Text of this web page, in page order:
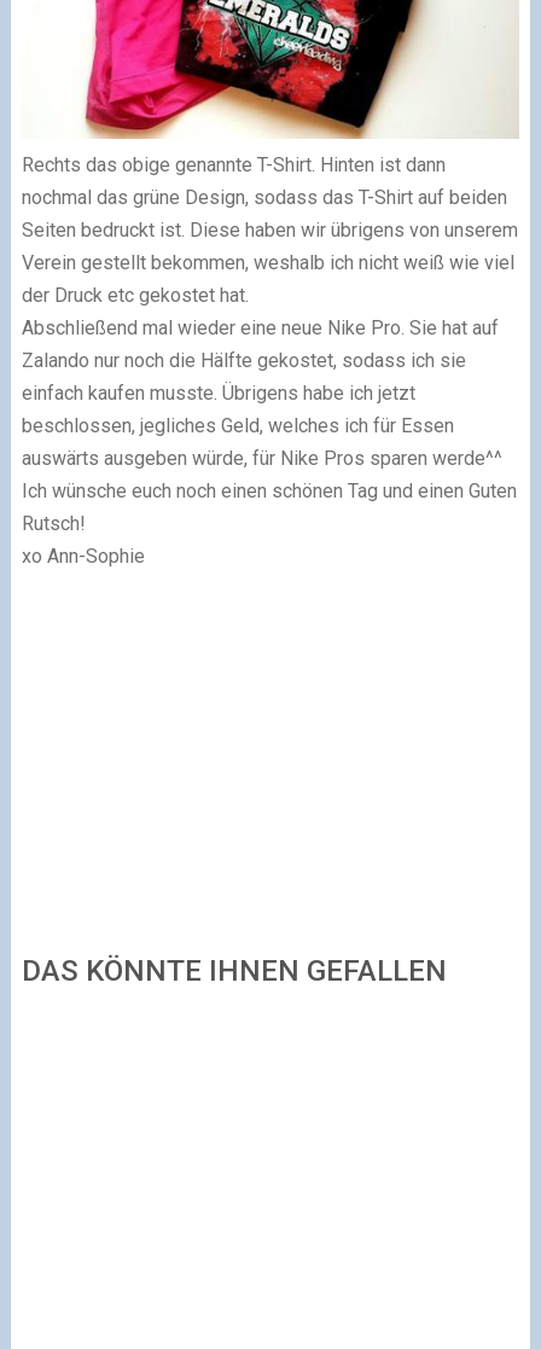
Rechts das obige genannte T-Shirt. Hinten ist dann
nochmal das grüne Design, sodass das T-Shirt auf beiden
Seiten bedruckt ist. Diese haben wir übrigens von unserem
Verein gestellt bekommen, weshalb ich nicht weiß wie viel
der Druck etc gekostet hat.
Abschließend mal wieder eine neue Nike Pro. Sie hat auf
Zalando nur noch die Hälfte gekostet, sodass ich sie
einfach kaufen musste. Übrigens habe ich jetzt
beschlossen, jegliches Geld, welches ich für Essen
auswärts ausgeben würde, für Nike Pros sparen werde^^
Ich wünsche euch noch einen schönen Tag und einen Guten
Rutsch!
xo Ann-Sophie
DAS KÖNNTE IHNEN GEFALLEN